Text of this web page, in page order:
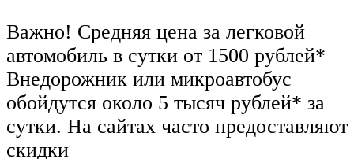
Важно! Средняя цена за легковой
автомобиль в сутки от 1500 рублей*
Внедорожник или микроавтобус
обойдутся около 5 тысяч рублей* за
сутки. На сайтах часто предоставляют
скидки